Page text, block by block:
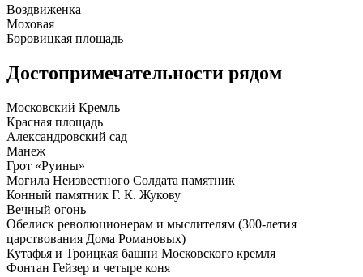
Воздвиженка
Моховая
Боровицкая площадь
Достопримечательности рядом
Московский Кремль
Красная площадь
Александровский сад
Манеж
Грот «Руины»
Могила Неизвестного Солдата памятник
Конный памятник Г. К. Жукову
Вечный огонь
Обелиск революционерам и мыслителям (300-летия
царствования Дома Романовых)
Кутафья и Троицкая башни Московского кремля
Фонтан Гейзер и четыре коня